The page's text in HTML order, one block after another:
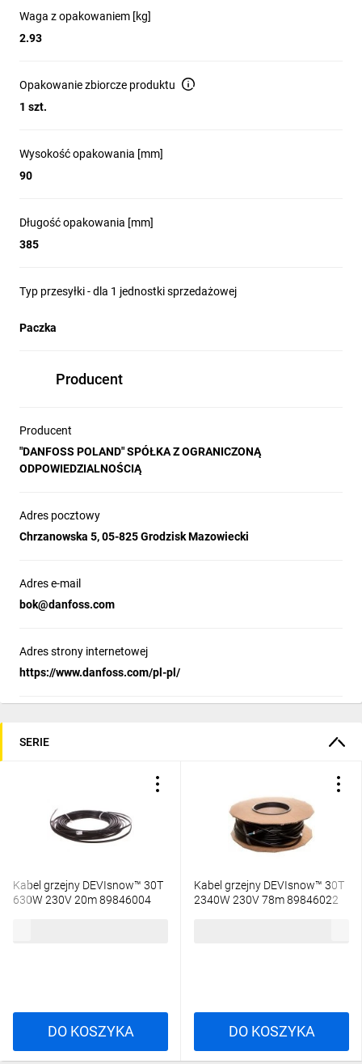
Waga z opakowaniem [kg]
2.93
Opakowanie zbiorcze produktu
1 szt.
Wysokość opakowania [mm]
90
Długość opakowania [mm]
385
Typ przesyłki - dla 1 jednostki sprzedażowej
Paczka
Producent
Producent
"DANFOSS POLAND" SPÓŁKA Z OGRANICZONĄ
ODPOWIEDZIALNOŚCIĄ
Adres pocztowy
Chrzanowska 5, 05-825 Grodzisk Mazowiecki
Adres e-mail
bok@danfoss.com
Adres strony internetowej
https://www.danfoss.com/pl-pl/
SERIE
Kabel grzejny DEVIsnow™ 30T
630W 230V 20m 89846004
DO KOSZYKA
Kabel grzejny DEVIsnow™ 30T
2340W 230V 78m 89846022
DO KOSZYKA